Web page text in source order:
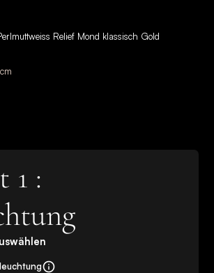
Relief Mond klassisch Gold
cm
1 :